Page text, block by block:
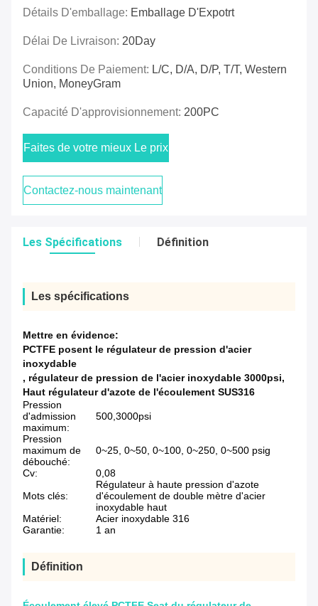
Détails D'emballage: Emballage D'Expotrt
Délai De Livraison: 20Day
Conditions De Paiement: L/C, D/A, D/P, T/T, Western
Union, MoneyGram
Capacité D'approvisionnement: 200PC
Faites de votre mieux Le prix
Contactez-nous maintenant
Les Spécifications Définition
Les spécifications
Mettre en évidence:
PCTFE posent le régulateur de pression d'acier
inoxydable
, régulateur de pression de l'acier inoxydable 3000psi,
Haut régulateur d'azote de l'écoulement SUS316
Pression
d'admission
maximum:
500,3000psi
Pression
maximum de
débouché:
0~25, 0~50, 0~100, 0~250, 0~500 psig
Cv:
0,08
Mots clés:
Régulateur à haute pression d'azote
d'écoulement de double mètre d'acier
inoxydable haut
Matériel:
Acier inoxydable 316
Garantie:
1 an
Définition